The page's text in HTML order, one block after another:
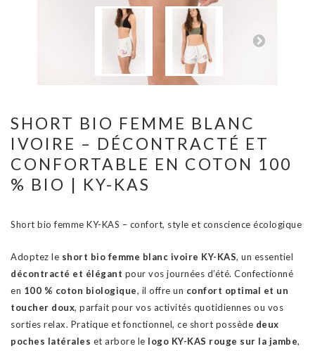
SHORT BIO FEMME BLANC
IVOIRE – DÉCONTRACTÉ ET
CONFORTABLE EN COTON 100
% BIO | KY-KAS
Short bio femme KY-KAS – confort, style et conscience écologique
Adoptez le short bio femme blanc ivoire KY-KAS, un essentiel
décontracté et élégant pour vos journées d’été. Confectionné
en 100 % coton biologique, il offre un confort optimal et un
toucher doux, parfait pour vos activités quotidiennes ou vos
sorties relax. Pratique et fonctionnel, ce short possède deux
poches latérales et arbore le logo KY-KAS rouge sur la jambe,